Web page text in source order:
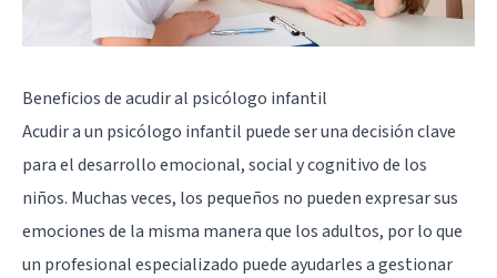
Beneficios de acudir al psicólogo infantil
Acudir a un psicólogo infantil puede ser una decisión clave
para el desarrollo emocional, social y cognitivo de los
niños. Muchas veces, los pequeños no pueden expresar sus
emociones de la misma manera que los adultos, por lo que
un profesional especializado puede ayudarles a gestionar